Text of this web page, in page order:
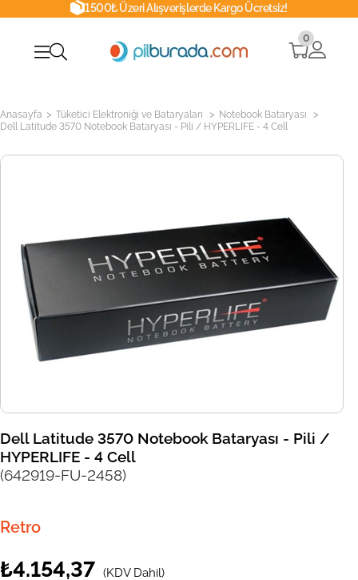
1500₺ Üzeri Alışverişlerde Kargo Ücretsiz!
0
Anasayfa > Tüketici Elektroniği ve Bataryaları > Notebook Bataryası >
Dell Latitude 3570 Notebook Bataryası - Pili / HYPERLIFE - 4 Cell
Dell Latitude 3570 Notebook Bataryası - Pili /
HYPERLIFE - 4 Cell
(642919-FU-2458)
Retro
₺4.154,37 (KDV Dahil)